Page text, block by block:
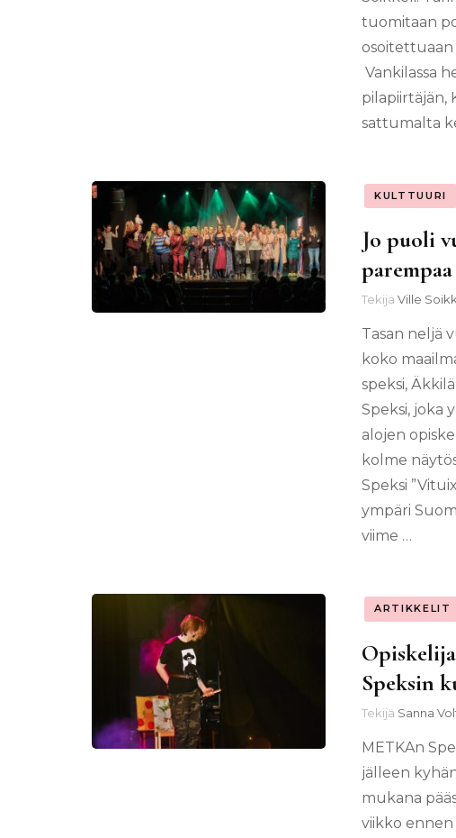
tuomitaan
Vankilassa
pilapiirtäjän,
sattumalta
KULTTUURI
Jo puoli
Tekijä Ville
Tasan neljä
koko
speksi,
Speksi, joka
alojen
kolme
Speksi
ympäri
viime …
ARTIKKELIT
Speksin
Tekijä Sanna
METKAn
jälleen
mukana
viikko ennen